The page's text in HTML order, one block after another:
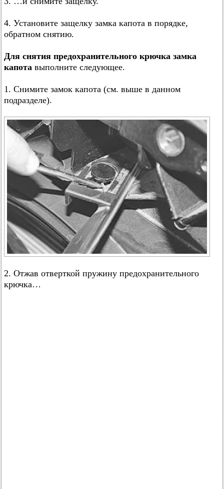
4. Установите защелку замка капота в порядке,
обратном снятию.
Для снятия предохранительного крючка замка
капота выполните следующее.
1. Снимите замок капота (см. выше в данном
подразделе).
2. Отжав отверткой пружину предохранительного
крючка…